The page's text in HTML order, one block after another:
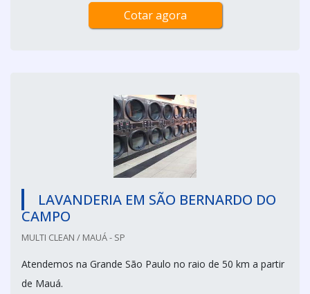
Cotar agora
LAVANDERIA EM SÃO BERNARDO DO
CAMPO
MULTI CLEAN / MAUÁ - SP
Atendemos na Grande São Paulo no raio de 50 km a partir
de Mauá.